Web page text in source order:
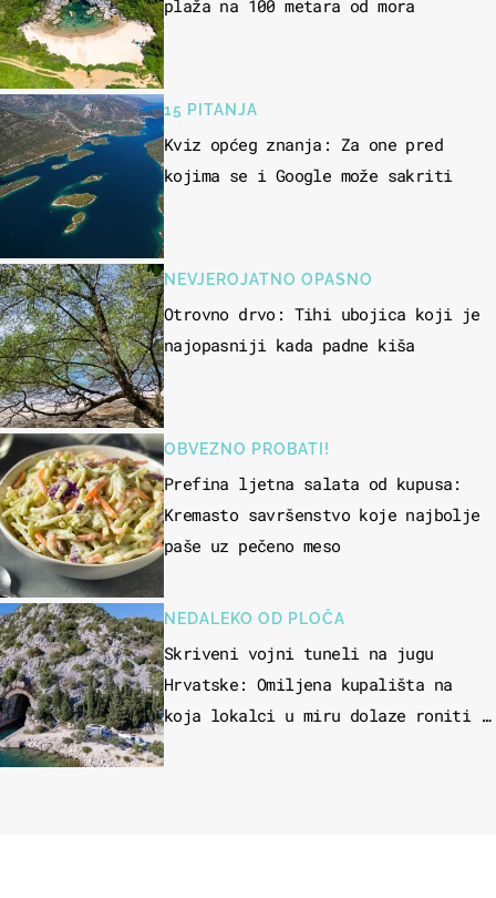
plaža na 100 metara od mora
15 PITANJA
Kviz općeg znanja: Za one pred
kojima se i Google može sakriti
NEVJEROJATNO OPASNO
Otrovno drvo: Tihi ubojica koji je
najopasniji kada padne kiša
OBVEZNO PROBATI!
Prefina ljetna salata od kupusa:
Kremasto savršenstvo koje najbolje
paše uz pečeno meso
NEDALEKO OD PLOČA
Skriveni vojni tuneli na jugu
Hrvatske: Omiljena kupališta na
koja lokalci u miru dolaze roniti i